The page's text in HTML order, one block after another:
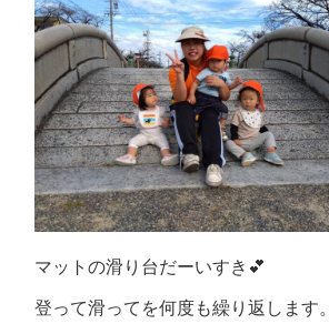
マットの滑り台だーいすき💕
登って滑ってを何度も繰り返します。